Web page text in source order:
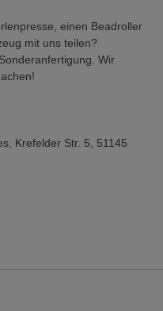
einen Beadroller
mit uns teilen?
Wir
Krefelder Str. 5, 51145